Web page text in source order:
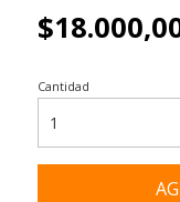
Cantidad